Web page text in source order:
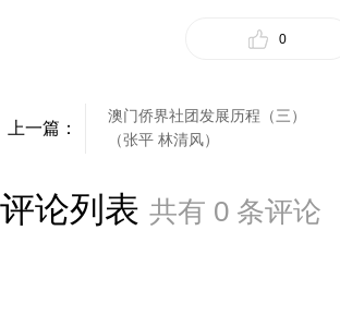
0
上一篇：
澳门侨界社团发展历程（三）
（张平 林清风）
评论列表 共有 0 条评论